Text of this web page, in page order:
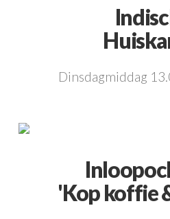
Dinsdagmiddag
'Kop koffie